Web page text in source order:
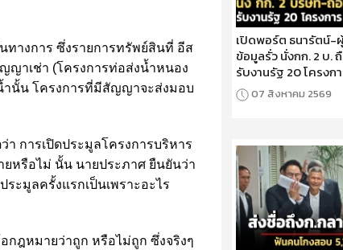
นทางการ ซึ่งรายการทรัพย์สินที่ อีส
ญาเช่า (โครงการท่อส่งน้ำหนอง
ำนั้น โครงการที่มีสัญญาจะส่งมอบ
การเปิดประมูลโครงการบริหาร
หรือไม่ นั้น นายประภาศ ยืนยันว่า
ะมูลครั้งแรกเป็นเพราะอะไร
กฎหมายว่าถูก หรือไม่ถูก ซึ่งจริงๆ
เปิดพอร์ต ธนารัตน์-
ข้อมูลรั่ว นั่งกก. 2 บ.
รับงานรัฐ 20 โครงกา
07 สิงหาคม 2569